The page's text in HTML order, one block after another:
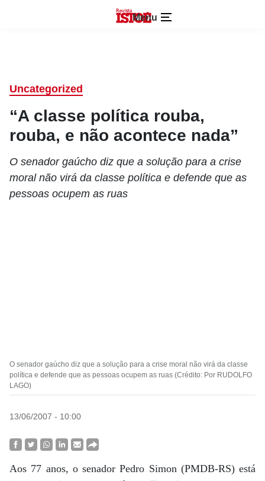
Menu
Uncategorized
“A classe política rouba,
rouba, e não acontece nada”
O senador gaúcho diz que a solução para a crise
moral não virá da classe política e defende que as
pessoas ocupem as ruas
O senador gaúcho diz que a solução para a crise moral não virá da classe
política e defende que as pessoas ocupem as ruas (Crédito: Por RUDOLFO
LAGO)
13/06/2007 - 10:00
Aos 77 anos, o senador Pedro Simon (PMDB-RS) está